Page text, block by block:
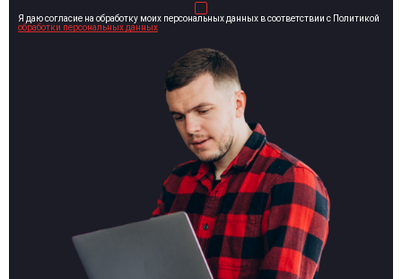
Я даю согласие на обработку моих персональных данных в соответствии с Политикой
обработки персональных данных